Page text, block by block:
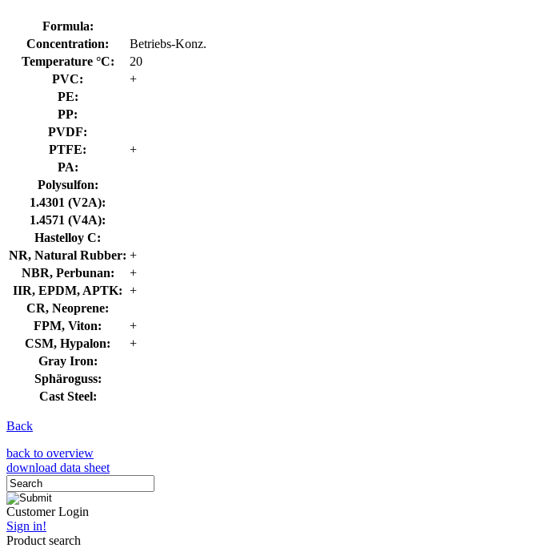
Formula:
Concentration:
Betriebs-Konz.
Temperature °C:
20
PVC:
+
PE:
PP:
PVDF:
PTFE:
+
PA:
Polysulfon:
1.4301 (V2A):
1.4571 (V4A):
Hastelloy C:
NR, Natural Rubber: +
NBR, Perbunan:
+
IIR, EPDM, APTK: +
CR, Neoprene:
FPM, Viton:
+
CSM, Hypalon:
+
Gray Iron:
Sphäroguss:
Cast Steel:
Back
back to overview
download data sheet
Customer Login
Sign in!
Product search